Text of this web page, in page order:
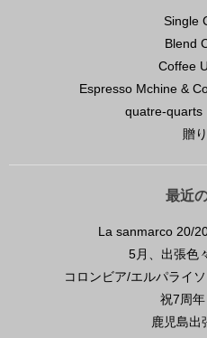
Single
Blend
Coffee
Espresso Mchine &
quatre-quarts
贈
最近
La sanmarco 20/
5月、出張色
コロンビア/エルパライ
祝7周
鹿児島出